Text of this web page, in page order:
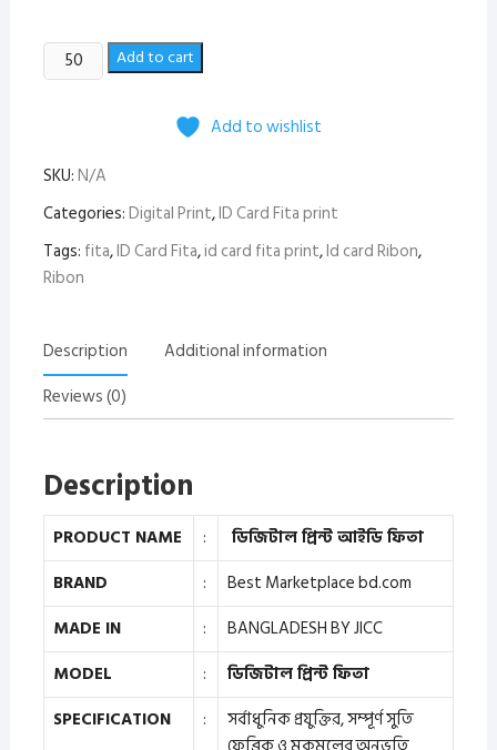
ID
FITA
Add to cart
Add to wishlist
SKU:N/A
Categories:Digital Print,ID Card Fita print
Tags: fita,ID Card Fita,id card fita print,Id card Ribon,
Ribon
Description
Additional information
Reviews (0)
Description
PRODUCT NAME :
ডিজিটাল প্রিন্ট আইডি ফিতা
BRAND
:
Best Marketplace bd.com
MADE IN
:
BANGLADESH BY JICC
MODEL
:
ডিজিটাল প্রিন্ট ফিতা
SPECIFICATION
:
সর্বাধুনিক প্রযুক্তির, সম্পূর্ণ সুতি